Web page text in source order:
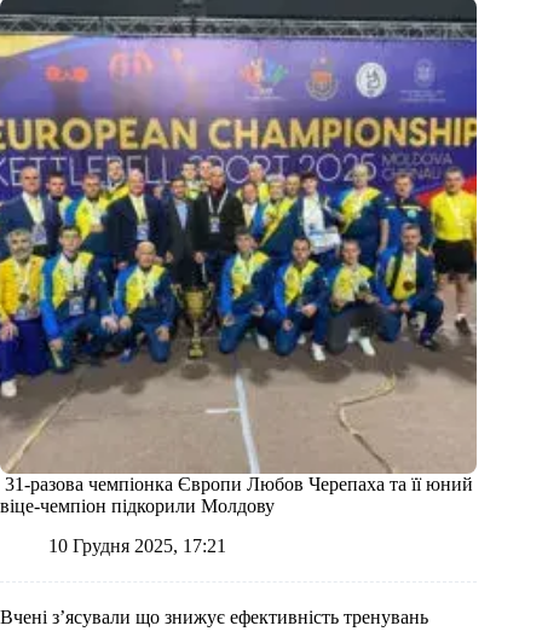
31-разова чемпіонка Європи Любов Черепаха та її юний
віце-чемпіон підкорили Молдову
10 Грудня 2025, 17:21
Вчені з’ясували що знижує ефективність тренувань